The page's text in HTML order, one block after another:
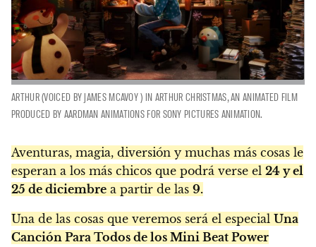
ARTHUR (VOICED BY JAMES MCAVOY ) IN ARTHUR CHRISTMAS, AN ANIMATED FILM
PRODUCED BY AARDMAN ANIMATIONS FOR SONY PICTURES ANIMATION.
Aventuras, magia, diversión y muchas más cosas le
esperan a los más chicos que podrá verse el 24 y el
25 de diciembre a partir de las 9.
Una de las cosas que veremos será el especial Una
Canción Para Todos de los Mini Beat Power